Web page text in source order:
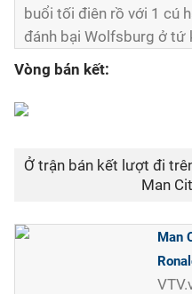
buổi tối điên rồ với 1 cú
đánh bại Wolfsburg ở tứ
Vòng bán kết:
Ở trận bán kết lượt đi
Man
Man